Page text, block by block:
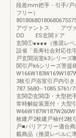
段差mm把手・引手/戸
フリー）
アヴァントス ア
DD ES玄関ドア プ
玄関①●●●●（推奨レベ
設省「長寿社会対
戸玄関浴室k3シリーズ
関引戸k6シリーズ菩
3枚引戸浴室引戸内引
787.5680∼1085.5761/
玄関②玄関③・大型把
常時解錠装置付・大型
枚建戸2枚建戸袖付2枚
戸■バリアフリー適
載商品（推奨レベルに